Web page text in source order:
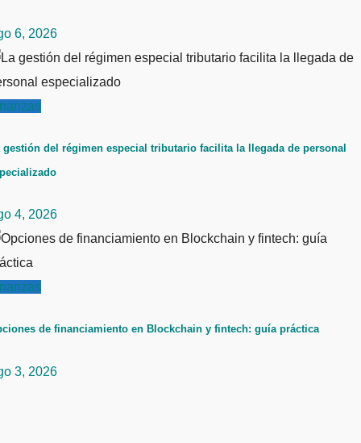
6, 2026
gestión del régimen especial tributario facilita la llegada de personal
4, 2026
de financiamiento en Blockchain y fintech: guía práctica
3, 2026